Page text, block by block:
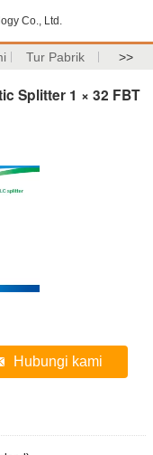
Co., Ltd.
Tur Pabrik >>
Splitter 1 × 32 FBT
Hubungi kami